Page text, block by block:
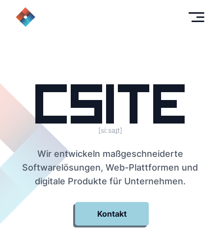
[siːsaɪ̯t]
Wir entwickeln maßgeschneiderte
Softwarelösungen, Web-Plattformen und
digitale Produkte für Unternehmen.
Kontakt